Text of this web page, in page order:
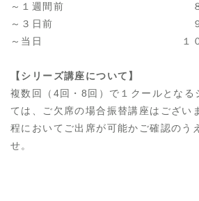
～１週間前 ８
～３日前 ９０
～当日 １０
【シリーズ講座について】
複数回（4回・8回）で１クールとなる
ては、ご欠席の場合振替講座はござい
程においてご出席が可能かご確認のう
せ。